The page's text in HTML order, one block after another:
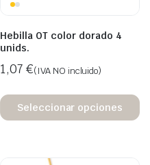
Hebilla OT color dorado 4
unids.
1,07 €(IVA NO incluido)
Seleccionar opciones